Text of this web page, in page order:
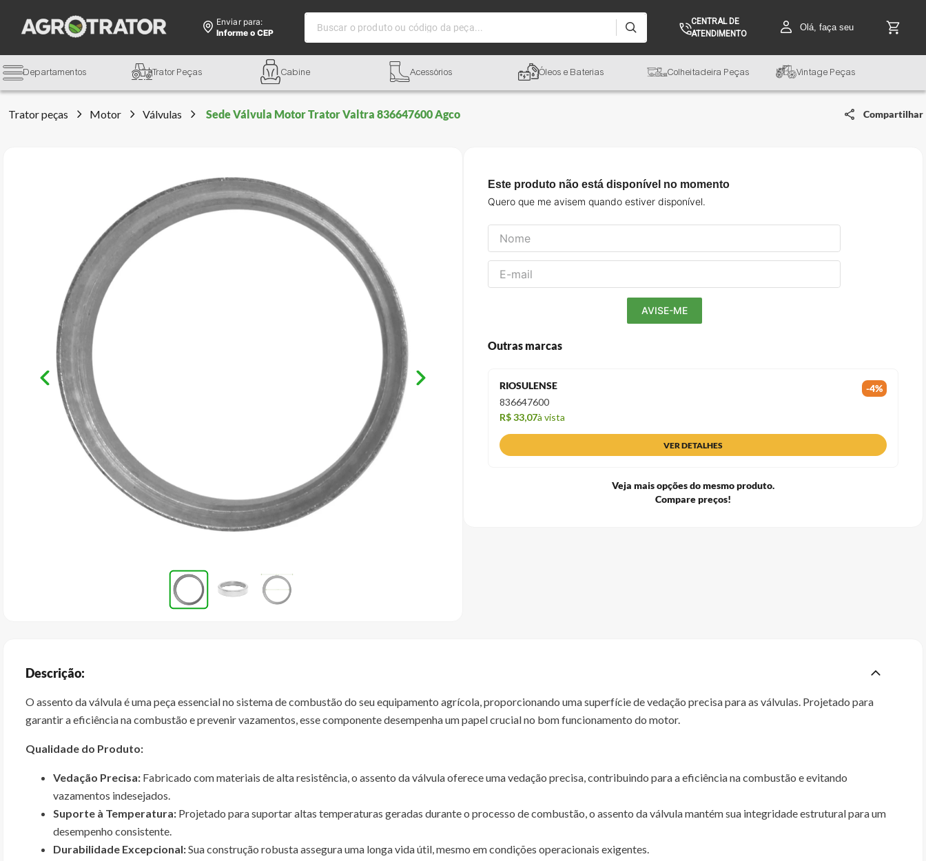
Enviar para:
Informe o CEP
Buscar o produto ou código da peça...
CENTRAL DE
ATENDIMENTO
Olá, faça seu
Departamentos Trator Peças Cabine Acessórios Óleos e Baterias Colheitadeira Peças Vintage Peças
Trator peças Motor Válvulas Sede Válvula Motor Trator Valtra 836647600 Agco Compartilhar
Este produto não está disponível no momento
Outras marcas
RIOSULENSE -4%
836647600
R$ 33,07à vista
VER DETALHES
Veja mais opções do mesmo produto.
Compare preços!
Descrição:
O assento da válvula é uma peça essencial no sistema de combustão do seu equipamento agrícola, proporcionando uma superfície de vedação precisa para as válvulas. Projetado para
garantir a eficiência na combustão e prevenir vazamentos, esse componente desempenha um papel crucial no bom funcionamento do motor.
Qualidade do Produto:
Vedação Precisa: Fabricado com materiais de alta resistência, o assento da válvula oferece uma vedação precisa, contribuindo para a eficiência na combustão e evitando
vazamentos indesejados.
Suporte à Temperatura: Projetado para suportar altas temperaturas geradas durante o processo de combustão, o assento da válvula mantém sua integridade estrutural para um
desempenho consistente.
Durabilidade Excepcional:Sua construção robusta assegura uma longa vida útil, mesmo em condições operacionais exigentes.